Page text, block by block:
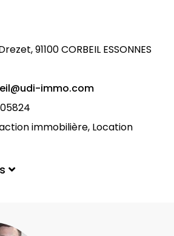
91100 CORBEIL ESSONNES
immo.com
immobilière, Location